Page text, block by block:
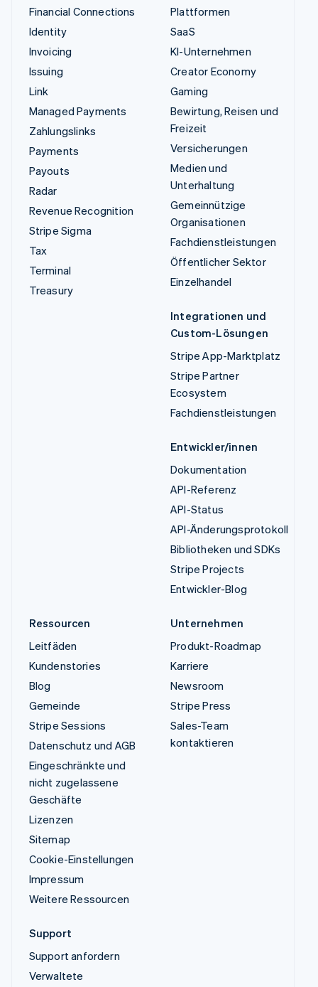
Financial Connections
Identity
Invoicing
Issuing
Link
Managed Payments
Zahlungslinks
Payments
Payouts
Radar
Revenue Recognition
Stripe Sigma
Tax
Terminal
Treasury
Plattformen
SaaS
KI-Unternehmen
Creator Economy
Gaming
Bewirtung, Reisen und
Freizeit
Versicherungen
Medien und
Unterhaltung
Gemeinnützige
Organisationen
Fachdienstleistungen
Öffentlicher Sektor
Einzelhandel
Integrationen und
Custom-Lösungen
Stripe App-Marktplatz
Stripe Partner
Ecosystem
Fachdienstleistungen
Entwickler/innen
Dokumentation
API-Referenz
API-Status
API-Änderungsprotokoll
Bibliotheken und SDKs
Stripe Projects
Entwickler-Blog
Ressourcen
Leitfäden
Kundenstories
Blog
Gemeinde
Stripe Sessions
Datenschutz und AGB
Eingeschränkte und
nicht zugelassene
Geschäfte
Lizenzen
Sitemap
Cookie-Einstellungen
Impressum
Weitere Ressourcen
Unternehmen
Produkt-Roadmap
Karriere
Newsroom
Stripe Press
Sales-Team
kontaktieren
Support
Support anfordern
Verwaltete